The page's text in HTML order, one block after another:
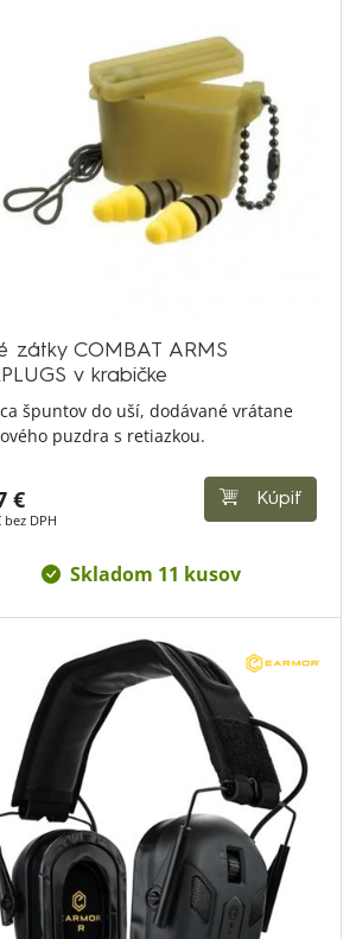
zátky COMBAT ARMS
v krabičke
špuntov do uší, dodávané vrátane
puzdra s retiazkou.
€
bez DPH
Kúpiť
Skladom 11 kusov